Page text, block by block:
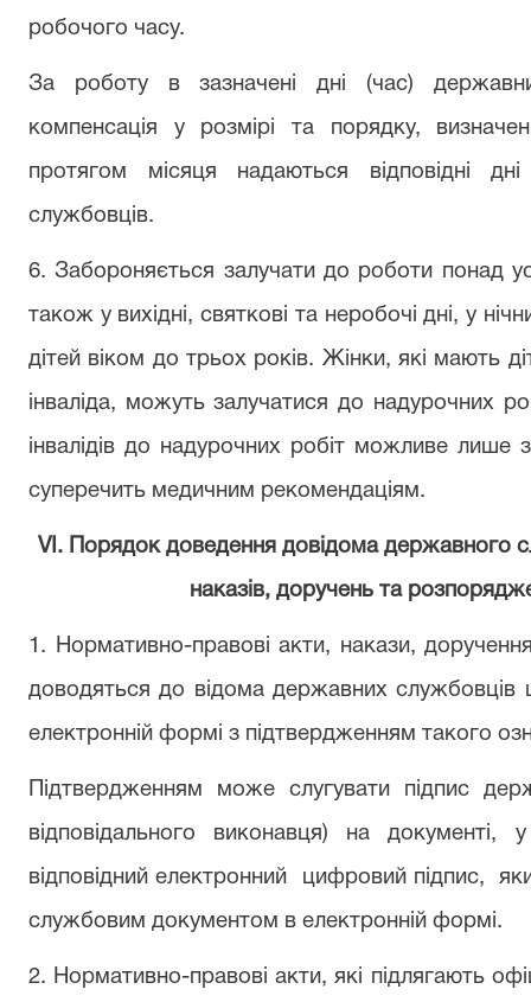
робочого часу.
За роботу в зазначені дні (час)
компенсація у розмірі та порядку,
протягом місяця надаються відповідні дні
службовців.
6. Забороняється залучати до роботи понад
також у вихідні, святкові та неробочі дні, у
дітей віком до трьох років. Жінки, які мають
інваліда, можуть залучатися до надурочних
інвалідів до надурочних робіт можливе лише
суперечить медичним рекомендаціям.
VІ. Порядок доведення довідома державного
наказів, доручень та
1. Нормативно-правові акти, накази,
доводяться до відома державних
електронній формі з підтвердженням такого
Підтвердженням може слугувати підпис
відповідального виконавця) на документі,
відповідний електронний цифровий підпис,
службовим документом в електронній формі.
2. Нормативно-правові акти, які підлягають